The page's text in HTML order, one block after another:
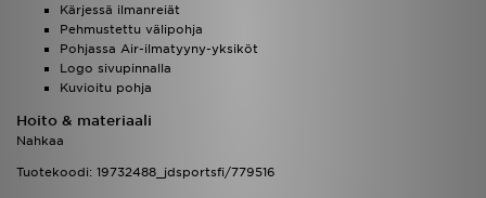
Kärjessä ilmanreiät
Pehmustettu välipohja
Pohjassa Air-ilmatyyny-yksiköt
Logo sivupinnalla
Kuvioitu pohja
Hoito & materiaali
Nahkaa
Tuotekoodi: 19732488_jdsportsfi/779516